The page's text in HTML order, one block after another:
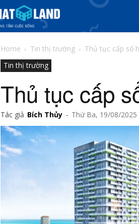
Home Tin thị trường
Thủ tục cấp sổ
Tin thị trường
Thủ tục cấp
Tác giả Bích Thủy - Thứ Ba, 19/08/2025